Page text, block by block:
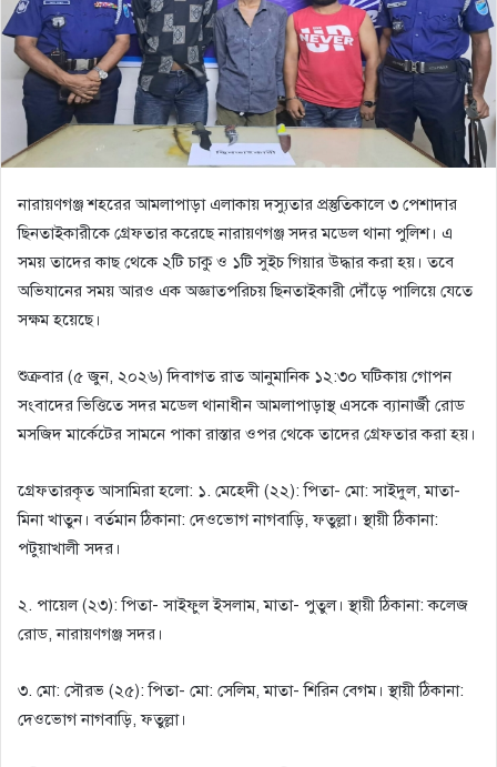
নারায়ণগঞ্জ শহরের আমলাপাড়া এলাকায় দস্যুতার প্রস্তুতিকালে ৩ পেশাদার
ছিনতাইকারীকে গ্রেফতার করেছে নারায়ণগঞ্জ সদর মডেল থানা পুলিশ। এ
সময় তাদের কাছ থেকে ২টি চাকু ও ১টি সুইচ গিয়ার উদ্ধার করা হয়। তবে
অভিযানের সময় আরও এক অজ্ঞাতপরিচয় ছিনতাইকারী দৌঁড়ে পালিয়ে যেতে
সক্ষম হয়েছে।
​শুক্রবার (৫ জুন, ২০২৬) দিবাগত রাত আনুমানিক ১২:৩০ ঘটিকায় গোপন
সংবাদের ভিত্তিতে সদর মডেল থানাধীন আমলাপাড়াস্থ এসকে ব্যানার্জী রোড
মসজিদ মার্কেটের সামনে পাকা রাস্তার ওপর থেকে তাদের গ্রেফতার করা হয়।
​গ্রেফতারকৃত আসামিরা হলো: ১. মেহেদী (২২): পিতা- মো: সাইদুল, মাতা-
মিনা খাতুন। বর্তমান ঠিকানা: দেওভোগ নাগবাড়ি, ফতুল্লা। স্থায়ী ঠিকানা:
পটুয়াখালী সদর।
২. পায়েল (২৩): পিতা- সাইফুল ইসলাম, মাতা- পুতুল। স্থায়ী ঠিকানা: কলেজ
রোড, নারায়ণগঞ্জ সদর।
৩. মো: সৌরভ (২৫): পিতা- মো: সেলিম, মাতা- শিরিন বেগম। স্থায়ী ঠিকানা:
দেওভোগ নাগবাড়ি, ফতুল্লা।